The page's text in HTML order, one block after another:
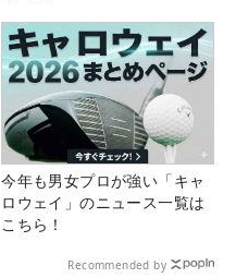
今年も男女プロが強い「キャ
ロウェイ」のニュース一覧は
こちら！
Recommended by